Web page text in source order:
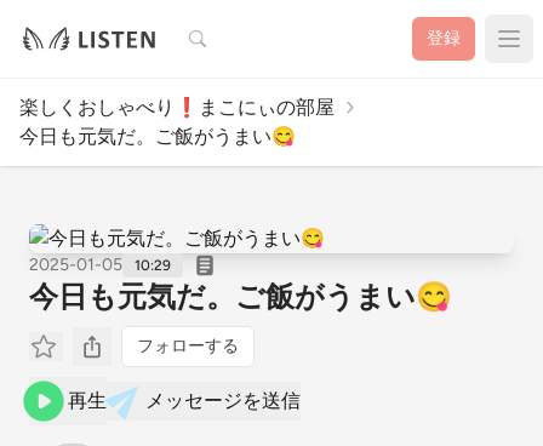
検索 登録
楽しくおしゃべり❗まこにぃの部屋
今日も元気だ。ご飯がうまい😋
2025-01-05 10:29
今日も元気だ。ご飯がうまい😋
フォローする
再生 メッセージを送信